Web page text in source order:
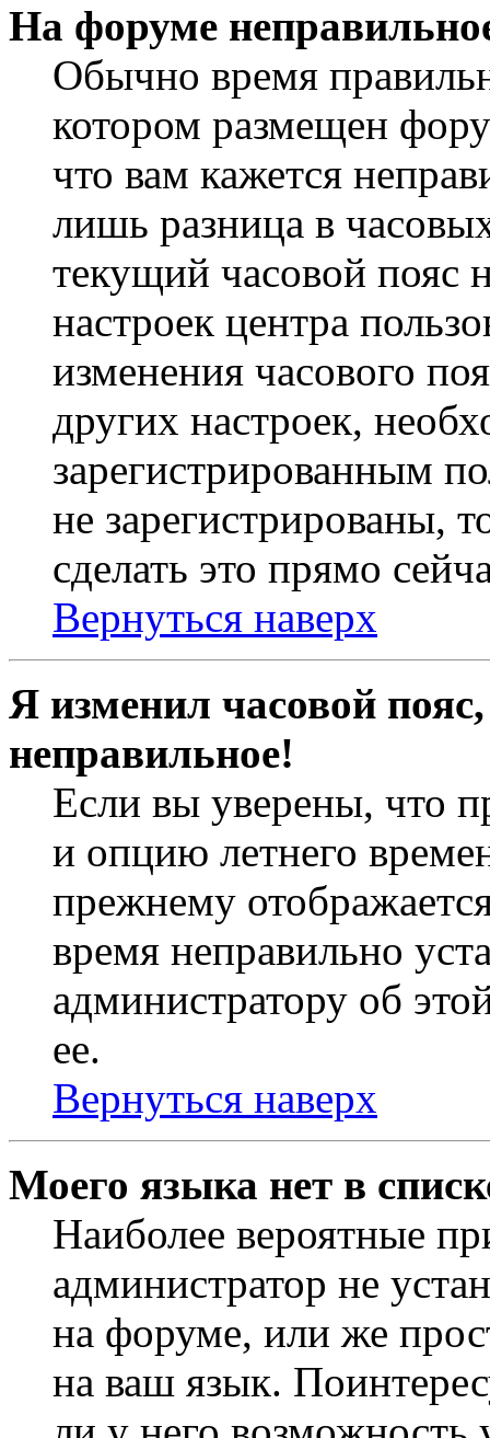
На форуме
Обычно время
котором размещен
что вам кажется
лишь разница в
текущий часовой пояс
настроек центра
изменения часового
других настроек,
зарегистрированным
не зарегистрированы,
сделать это прямо
Вернуться наверх
Я изменил часовой
неправильное!
Если вы уверены, что
и опцию летнего
прежнему
время неправильно
администратору об
ее.
Вернуться наверх
Моего языка нет в
Наиболее вероятные
администратор не
на форуме, или же
на ваш язык.